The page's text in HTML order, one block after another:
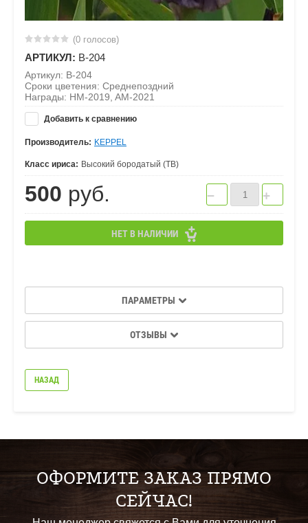
(0 голосов)
АРТИКУЛ: B-204
Артикул: B-204
Сроки цветения: Среднепоздний
Награды: HM-2019, AM-2021
Добавить к сравнению
Производитель: KEPPEL
Класс ириса: Высокий бородатый (ТВ)
500 руб. − +
НЕТ В НАЛИЧИИ
ПАРАМЕТРЫ
ОТЗЫВЫ
НАЗАД
ОФОРМИТЕ ЗАКАЗ ПРЯМО
СЕЙЧАС!